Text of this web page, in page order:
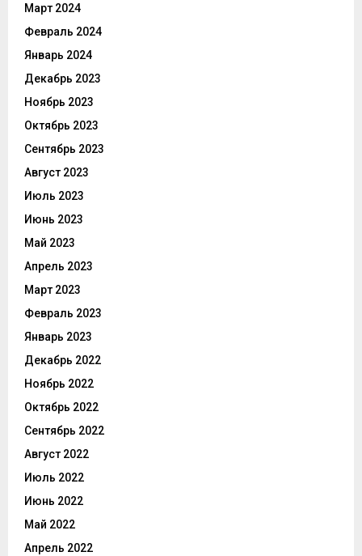
Март 2024
Февраль 2024
Январь 2024
Декабрь 2023
Ноябрь 2023
Октябрь 2023
Сентябрь 2023
Август 2023
Июль 2023
Июнь 2023
Май 2023
Апрель 2023
Март 2023
Февраль 2023
Январь 2023
Декабрь 2022
Ноябрь 2022
Октябрь 2022
Сентябрь 2022
Август 2022
Июль 2022
Июнь 2022
Май 2022
Апрель 2022